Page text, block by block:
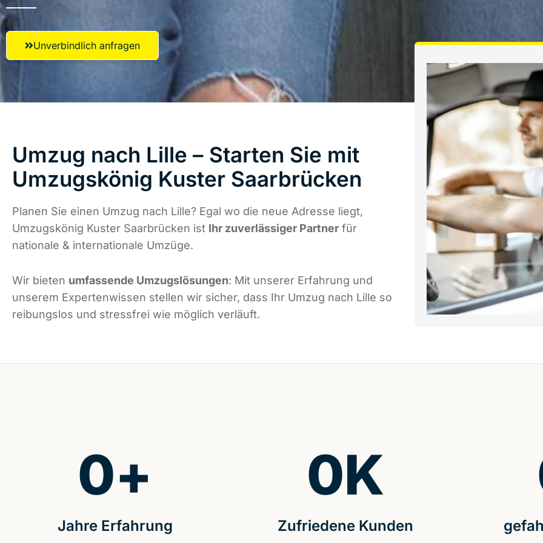
Unverbindlich anfragen
Umzug nach Lille – Starten Sie mit
Umzugskönig Kuster Saarbrücken
Planen Sie einen Umzug nach Lille? Egal wo die neue Adresse liegt,
Umzugskönig Kuster Saarbrücken ist Ihr zuverlässiger Partner für
nationale & internationale Umzüge.
Wir bieten umfassende Umzugslösungen: Mit unserer Erfahrung und
unserem Expertenwissen stellen wir sicher, dass Ihr Umzug nach Lille so
reibungslos und stressfrei wie möglich verläuft.
Jahre Erfahrung
0+
Zufriedene Kunden
0K